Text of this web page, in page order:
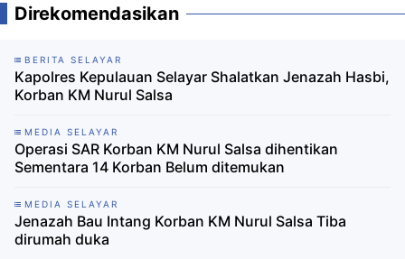
Direkomendasikan
BERITA SELAYAR
Kapolres Kepulauan Selayar Shalatkan Jenazah Hasbi,
Korban KM Nurul Salsa
MEDIA SELAYAR
Operasi SAR Korban KM Nurul Salsa dihentikan
Sementara 14 Korban Belum ditemukan
MEDIA SELAYAR
Jenazah Bau Intang Korban KM Nurul Salsa Tiba
dirumah duka